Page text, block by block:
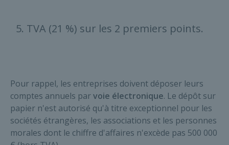
TVA (21 %) sur les 2 premiers points.
Pour rappel, les entreprises doivent déposer leurs
comptes annuels parvoie électronique. Le dépôt sur
papier n'est autorisé qu'à titre exceptionnel pour les
sociétés étrangères, les associations et les personnes
morales dont le chiffre d'affaires n'excède pas 500 000